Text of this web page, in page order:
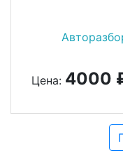
Цена: 4000